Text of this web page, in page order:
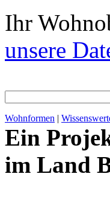
Ihr
unsere
Wohnformen |
Ein
im Land